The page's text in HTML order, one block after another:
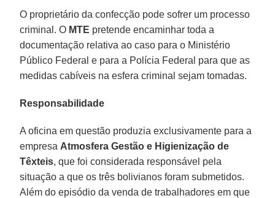
O proprietário da confecção pode sofrer um processo
criminal. O MTE pretende encaminhar toda a
documentação relativa ao caso para o Ministério
Público Federal e para a Polícia Federal para que as
medidas cabíveis na esfera criminal sejam tomadas.
Responsabilidade
A oficina em questão produzia exclusivamente para a
empresa Atmosfera Gestão e Higienização de
Têxteis, que foi considerada responsável pela
situação a que os três bolivianos foram submetidos.
Além do episódio da venda de trabalhadores em que